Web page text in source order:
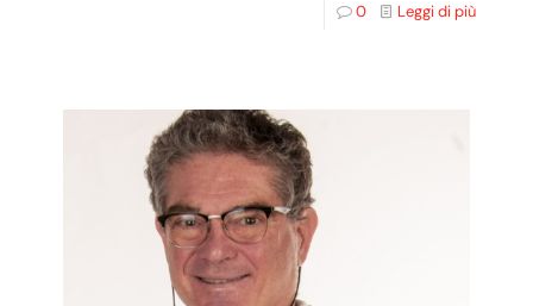
0 Leggi di più